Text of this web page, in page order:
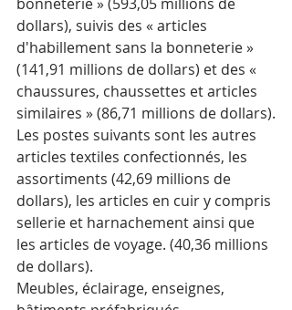
dollars), suivis des « articles
d'habillement sans la bonneterie »
(141,91 millions de dollars) et des «
chaussures, chaussettes et articles
similaires » (86,71 millions de dollars).
Les postes suivants sont les autres
articles textiles confectionnés, les
assortiments (42,69 millions de
dollars), les articles en cuir y compris
sellerie et harnachement ainsi que
les articles de voyage. (40,36 millions
de dollars).
Meubles, éclairage, enseignes,